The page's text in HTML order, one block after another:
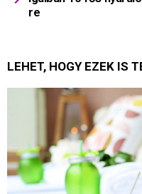
re
LEHET, HOGY EZEK IS